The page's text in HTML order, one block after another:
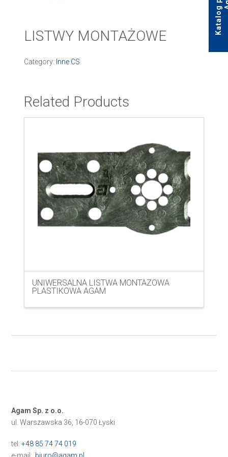
LISTWY MONTAŻOWE
Category: Inne CS
Related Products
UNIWERSALNA LISTWA MONTAZOWA
PLASTIKOWA AGAM
Agam Sp. z o.o.
ul. Warszawska 36, 16-070 Łyski
tel:+48 85 74 74 019
e-mail: biuro@agam.pl